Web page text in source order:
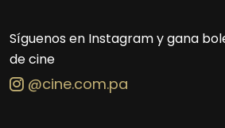
Síguenos en Instagram y gana
de cine
@cine.com.pa